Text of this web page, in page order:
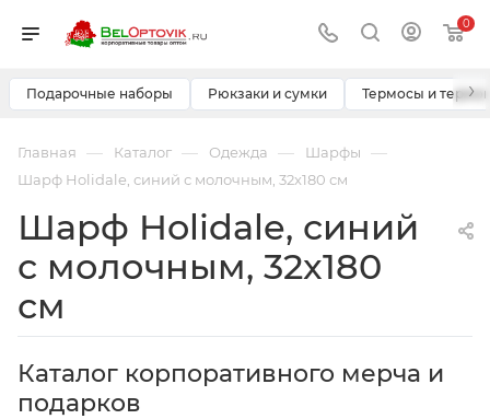
0
Подарочные наборы Рюкзаки и сумки Термосы и ›
Главная — Каталог — Одежда — Шарфы —
Шарф Holidale, синий с молочным, 32x180 см
Шарф Holidale, синий
с молочным, 32x180
см
Каталог корпоративного мерча и
подарков